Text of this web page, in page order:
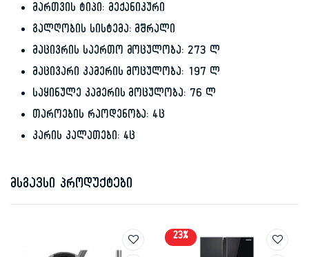
მართვის ტიპი: მექანიკური
გალღობის სისტემა: მშრალი
მაცივრის საერთო მოცულობა: 273 ლ
მაცივარი კამერის მოცულობა: 197 ლ
საყინულე კამერის მოცულობა: 76 ლ
თაროების რაოდენობა: 4ც
კარის კალათები: 4ც
მსგავსი პროდუქტები
23%